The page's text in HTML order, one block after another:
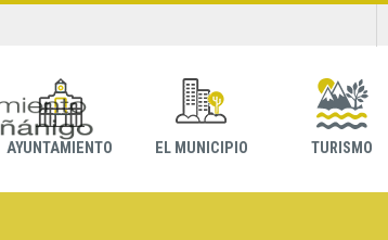
AYUNTAMIENTO EL MUNICIPIO TURISMO